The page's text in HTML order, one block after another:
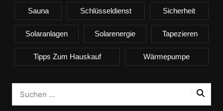
Sauna Schlüsseldienst Sicherheit
Solaranlagen Solarenergie Tapezieren
Tipps Zum Hauskauf Wärmepumpe